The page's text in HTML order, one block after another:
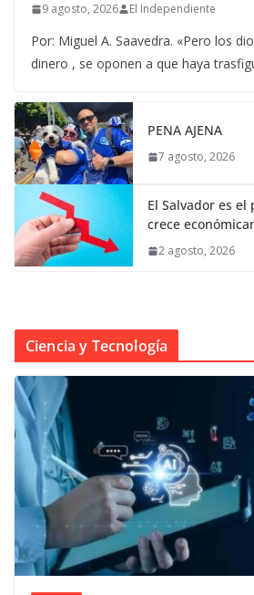
9 agosto, 2026 El Independiente
Por: Miguel A. Saavedra. «Pero los
dinero , se oponen a que haya
PENA AJENA
7 agosto, 2026
El Salvador es el
crece
2 agosto, 2026
Ciencia y Tecnología